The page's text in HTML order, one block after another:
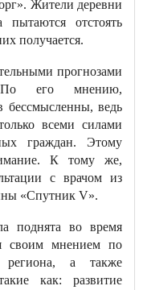
Жители деревни
пытаются отстоять
получается.
прогнозами
По его мнению,
бессмысленны, ведь
всеми силами
граждан. Этому
К тому же,
с врачом из
«Спутник V».
поднята во время
своим мнением по
региона, а также
как: развитие